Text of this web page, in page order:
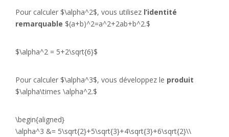
Pour calculer $\alpha^2$, vous utilisez l’identité
remarquable $(a+b)^2=a^2+2ab+b^2.$
$\alpha^2 = 5+2\sqrt{6}$
Pour calculer $\alpha^3$, vous développez le produit
$\alpha\times \alpha^2.$
\begin{aligned}
\alpha^3 &= 5\sqrt{2}+5\sqrt{3}+4\sqrt{3}+6\sqrt{2}\\